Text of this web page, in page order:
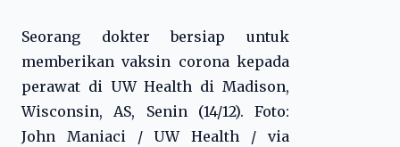
Seorang dokter bersiap untuk
memberikan vaksin corona kepada
perawat di UW Health di Madison,
Wisconsin, AS, Senin (14/12). Foto:
John Maniaci / UW Health / via